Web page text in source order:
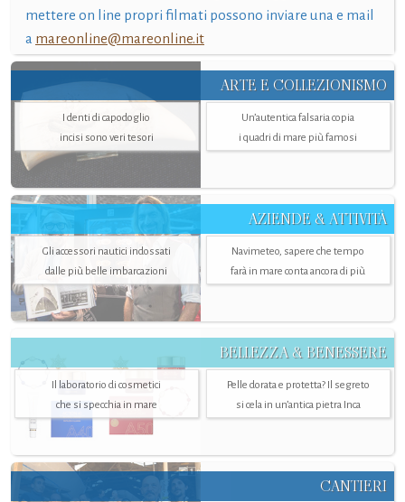
mettere on line propri filmati possono inviare una e mail
a mareonline@mareonline.it
ARTE E COLLEZIONISMO
I denti di capodoglio
incisi sono veri tesori
Un’autentica falsaria copia
i quadri di mare più famosi
AZIENDE & ATTIVITÀ
Gli accessori nautici indossati
dalle più belle imbarcazioni
Navimeteo, sapere che tempo
farà in mare conta ancora di più
BELLEZZA & BENESSERE
Il laboratorio di cosmetici
che si specchia in mare
Pelle dorata e protetta? Il segreto
si cela in un’antica pietra Inca
CANTIERI